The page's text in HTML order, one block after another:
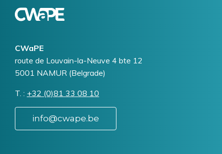
CWaPE
Addresse
route de Louvain-la-Neuve 4 bte 12
5001 NAMUR (Belgrade)
T. Téléphone
+32 (0)81 33 08 10
info@cwape.be